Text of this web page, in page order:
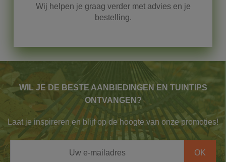
Wij helpen je graag verder met advies en je
bestelling.
WIL JE DE BESTE AANBIEDINGEN EN TUINTIPS
ONTVANGEN?
Laat je inspireren en blijf op de hoogte van onzepromoties!